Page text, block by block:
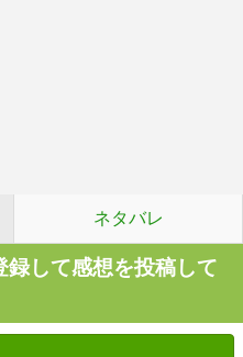
ネタバレ
して感想を投稿して